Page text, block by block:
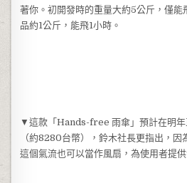
著你。初開發時的重量大約5公斤，僅
品約1公斤，能飛1小時。
▼這款「Hands-free 雨傘」預計在明年
（約8280台幣），鈴木社長更指出，因
這個氣流也可以當作風扇，為使用者提供